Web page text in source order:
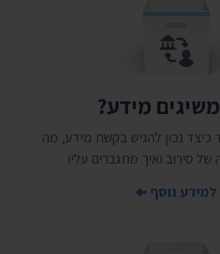
מידע?
כיצד נכון להגיש בקשת מידע, מה
סירוב ואיך מתגברים עליו
למידע נוסף